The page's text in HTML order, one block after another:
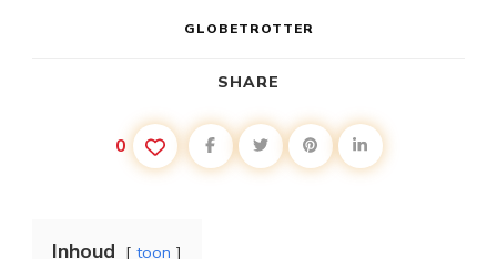
GLOBETROTTER
SHARE
0
Inhoud toon